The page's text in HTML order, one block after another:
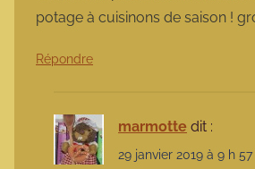
potage à cuisinons de saison !
Répondre
marmotte dit :
29 janvier 2019 à 9 h